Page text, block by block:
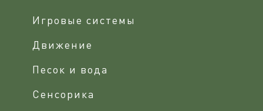
Игровые системы
Движение
Песок и вода
Сенсорика